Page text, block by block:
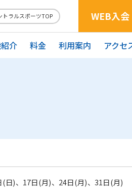
トラルスポーツTOP WEB入会
介 料金 利用案内 アクセ
日)、17日(月)、24日(月)、31日(月)